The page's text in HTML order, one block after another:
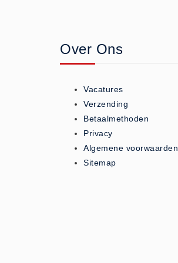
Koud - Warm kompressen (3)
Overige (1)
Teken - Beten sets (5)
Vitamines en mineralen (0)
Eerste Hulp Paneel
Eerste Hulp Paneel (0)
Over Ons
Vacatures
Verzending
Betaalmethoden
Privacy
Algemene voorwaarden
Sitemap